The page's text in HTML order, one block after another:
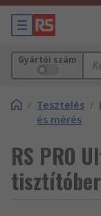
Gyártói szám
/ Tesztelés
és mérés
/
RS PRO